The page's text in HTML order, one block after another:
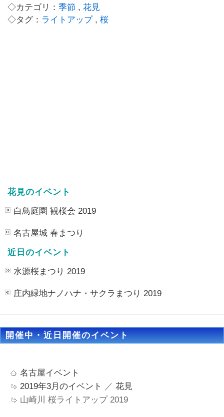
◇カテゴリ： 季節 , 花見
◇タグ： ライトアップ, 桜
花見のイベント
白鳥庭園 観桜会 2019
名古屋城 春まつり
近日のイベント
水源桜まつり 2019
庄内緑地ナノハナ・サクラまつり 2019
開催中・近日開催のイベント
名古屋イベント
2019年3月のイベント
／ 花見
山崎川 桜ライトアップ 2019